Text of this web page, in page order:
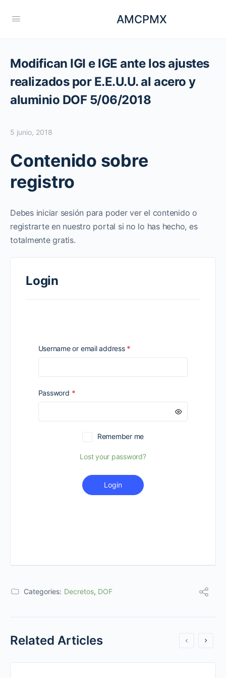
AMCPMX
Modifican IGI e IGE ante los ajustes
realizados por E.E.U.U. al acero y
aluminio DOF 5/06/2018
5 junio, 2018
Contenido sobre
registro
Debes iniciar sesión para poder ver el contenido o
registrarte en nuestro portal si no lo has hecho, es
totalmente gratis.
Login
Username or email address *
Password *Required
Remember me
Lost your password?
Login
Categories: Decretos, DOF
Related Articles